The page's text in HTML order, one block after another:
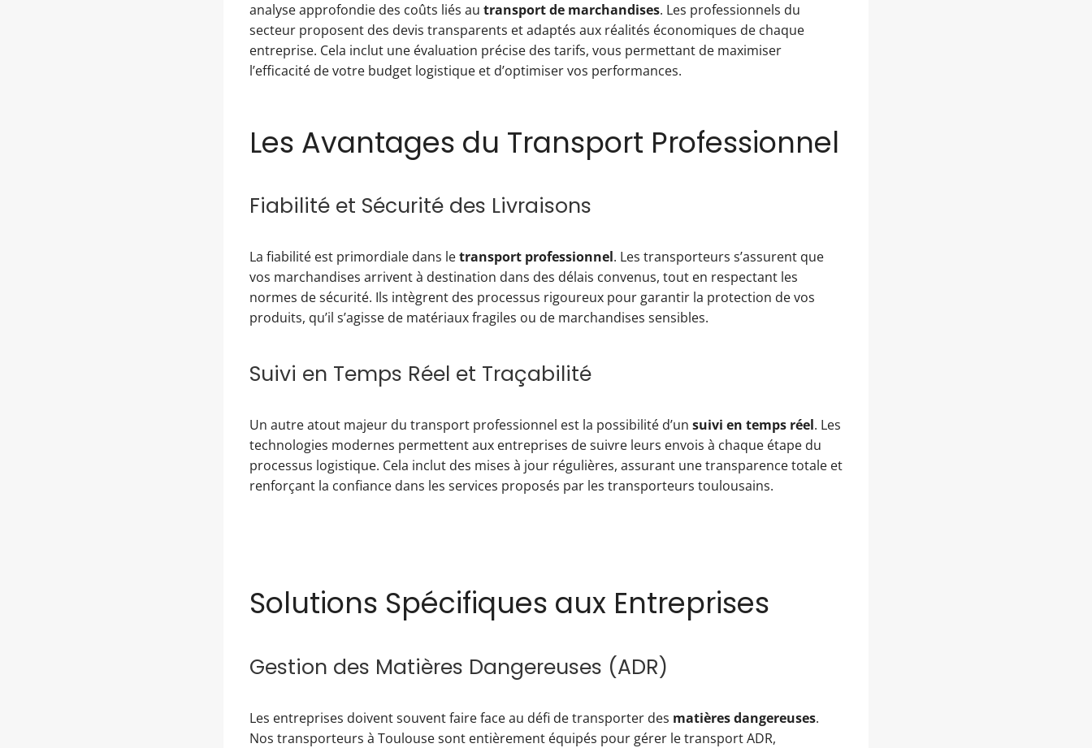
analyse approfondie des coûts liés au transport de marchandises. Les professionnels du
secteur proposent des devis transparents et adaptés aux réalités économiques de chaque
entreprise. Cela inclut une évaluation précise des tarifs, vous permettant de maximiser
l’efficacité de votre budget logistique et d’optimiser vos performances.
Les Avantages du Transport Professionnel
Fiabilité et Sécurité des Livraisons
La fiabilité est primordiale dans letransport professionnel. Les transporteurs s’assurent que
vos marchandises arrivent à destination dans des délais convenus, tout en respectant les
normes de sécurité. Ils intègrent des processus rigoureux pour garantir la protection de vos
produits, qu’il s’agisse de matériaux fragiles ou de marchandises sensibles.
Suivi en Temps Réel et Traçabilité
Un autre atout majeur du transport professionnel est la possibilité d’un suivi en temps réel. Les
technologies modernes permettent aux entreprises de suivre leurs envois à chaque étape du
processus logistique. Cela inclut des mises à jour régulières, assurant une transparence totale et
renforçant la confiance dans les services proposés par les transporteurs toulousains.
Solutions Spécifiques aux Entreprises
Gestion des Matières Dangereuses (ADR)
Les entreprises doivent souvent faire face au défi de transporter des matières dangereuses.
Nos transporteurs à Toulouse sont entièrement équipés pour gérer le transport ADR,